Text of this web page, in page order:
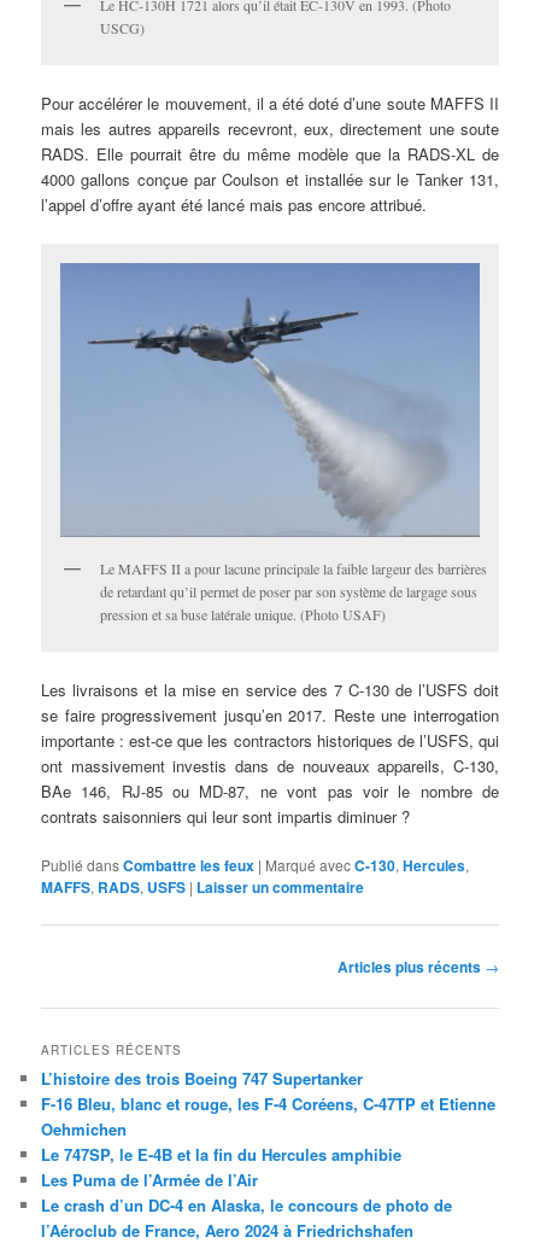
Le HC-130H 1721 alors qu’il était EC-130V en 1993. (Photo
USCG)
Pour accélérer le mouvement, il a été doté d’une soute MAFFS II
mais les autres appareils recevront, eux, directement une soute
RADS. Elle pourrait être du même modèle que la RADS-XL de
4000 gallons conçue par Coulson et installée sur le Tanker 131,
l’appel d’offre ayant été lancé mais pas encore attribué.
Le MAFFS II a pour lacune principale la faible largeur des barrières
de retardant qu’il permet de poser par son système de largage sous
pression et sa buse latérale unique. (Photo USAF)
Les livraisons et la mise en service des 7 C-130 de l’USFS doit
se faire progressivement jusqu’en 2017. Reste une interrogation
importante : est-ce que les contractors historiques de l’USFS, qui
ont massivement investis dans de nouveaux appareils, C-130,
BAe 146, RJ-85 ou MD-87, ne vont pas voir le nombre de
contrats saisonniers qui leur sont impartis diminuer ?
Publié dansCombattre les feux | Marqué avecC-130,Hercules,
MAFFS, RADS, USFS | Laisser un commentaire
articles
Articles plus récents →
ARTICLES RÉCENTS
L’histoire des trois Boeing 747 Supertanker
F-16 Bleu, blanc et rouge, les F-4 Coréens, C-47TP et Etienne
Oehmichen
Le 747SP, le E-4B et la fin du Hercules amphibie
Les Puma de l’Armée de l’Air
Le crash d’un DC-4 en Alaska, le concours de photo de
l’Aéroclub de France, Aero 2024 à Friedrichshafen